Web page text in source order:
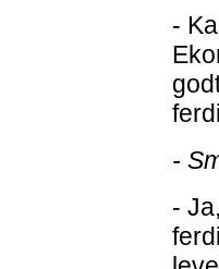
-
-
-